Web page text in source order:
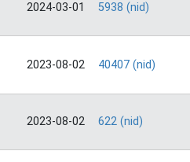
2024-03-01 5938 (nid)
2023-08-02 40407 (nid)
2023-08-02 622 (nid)